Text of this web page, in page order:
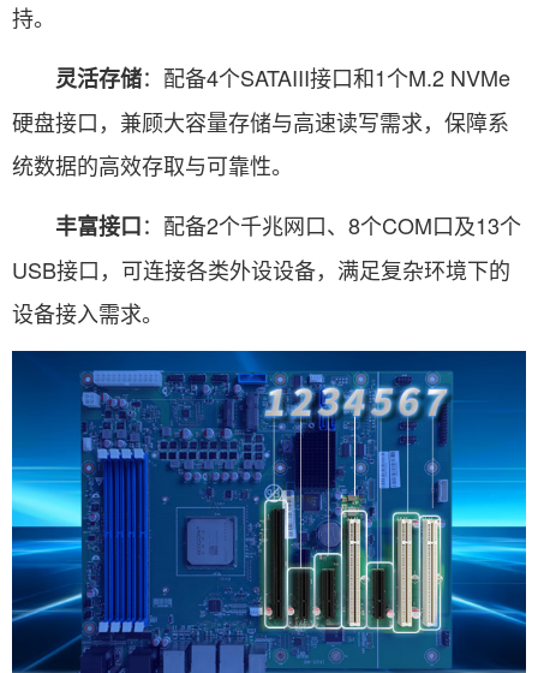
持。
灵活存储：配备4个SATAIII接口和1个M.2 NVMe
硬盘接口，兼顾大容量存储与高速读写需求，保障系
统数据的高效存取与可靠性。
丰富接口：配备2个千兆网口、8个COM口及13个
USB接口，可连接各类外设设备，满足复杂环境下的
设备接入需求。